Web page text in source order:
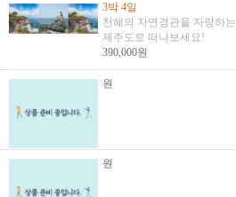
3박 4일
천혜의 자연경관을 자랑하는
제주도로 떠나보세요!
390,000원
원
원